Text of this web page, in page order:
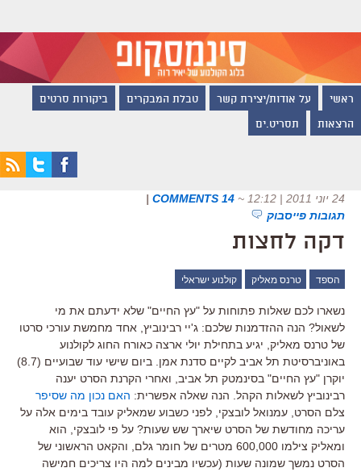
ראשי על אודות/יצירת קשר טבלת המבקרים ביקורות סרטים
הרצאות תסריט.ים
24 יוני 2011 | 12:12 ~
14 COMMENTS
|
תגובות פייסבוק
דקה לחצות
הספד טרנס מאליק קולנוע ישראלי
נשארו לכם שאלות פתוחות על "עץ החיים" שלא ידעתם את מי
לשאול? הנה ההזדמנות שלכם: ג'יי רבינוביץ, אחד מחמשת עורכי סרטו
של טרנס מאליק, יגיע בתחילת יולי ארצה כאורח החוג לקולנוע
באוניברסיטת תל אביב לקיים סדנת אמן. ביום שישי עוד שבועיים (8.7)
יוקרן "עץ החיים" בסינמטק תל אביב, ואחרי הקרנת הסרט יענה
רבינוביץ לשאלות הקהל. הנה שאלה אפשרית: האם נכון מה שסיפר
צלם הסרט, עמנואל לובצקי, לפני כשבוע שמאליק עובד בימים אלה על
עריכה מחודשת של הסרט שיארך שש שעות? על פי לובצקי, הוא
ומאליק צילמו 600,000 מטרים של חומר גלם, והקאט הראשוני של
הסרט נמשך שמונה שעות (עכשיו מבינים למה היו צריכים חמישה